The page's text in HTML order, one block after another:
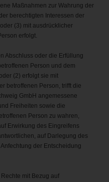
Maßnahmen zur Wahrung der
berechtigten Interessen der
(3) mit ausdrücklicher
erfolgt.
Abschluss oder die Erfüllung
Person und dem
(2) erfolgt sie mit
betroffenen Person, trifft die
GmbH angemessene
Freiheiten sowie die
Person zu wahren,
Erwirkung des Eingreifens
auf Darlegung des
der Entscheidung
mit Bezug auf